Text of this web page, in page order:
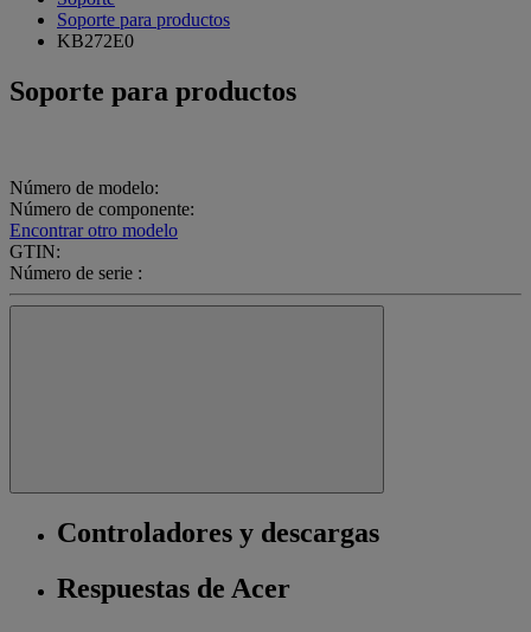
Soporte para productos
KB272E0
Soporte para productos
Número de modelo:
Número de componente:
Encontrar otro modelo
GTIN:
Número de serie :
Controladores y descargas
Respuestas de Acer